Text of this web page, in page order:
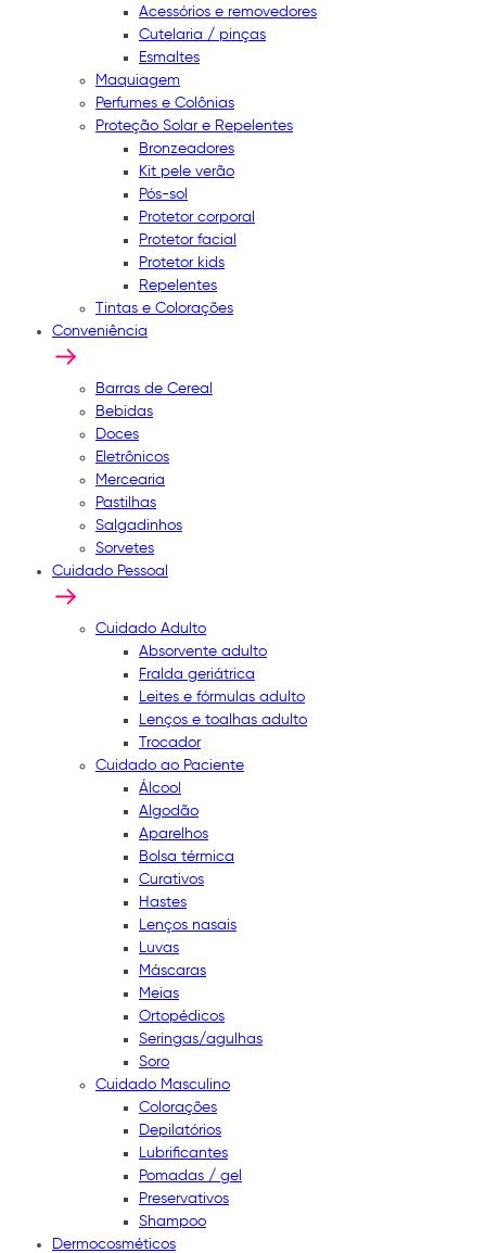
Acessórios e removedores
Cutelaria / pinças
Esmaltes
Maquiagem
Perfumes e Colônias
Proteção Solar e Repelentes
Bronzeadores
Kit pele verão
Pós-sol
Protetor corporal
Protetor facial
Protetor kids
Repelentes
Tintas e Colorações
Conveniência
Barras de Cereal
Bebidas
Doces
Eletrônicos
Mercearia
Pastilhas
Salgadinhos
Sorvetes
Cuidado Pessoal
Cuidado Adulto
Absorvente adulto
Fralda geriátrica
Leites e fórmulas adulto
Lenços e toalhas adulto
Trocador
Cuidado ao Paciente
Álcool
Algodão
Aparelhos
Bolsa térmica
Curativos
Hastes
Lenços nasais
Luvas
Máscaras
Meias
Ortopédicos
Seringas/agulhas
Soro
Cuidado Masculino
Colorações
Depilatórios
Lubrificantes
Pomadas / gel
Preservativos
Shampoo
Dermocosméticos